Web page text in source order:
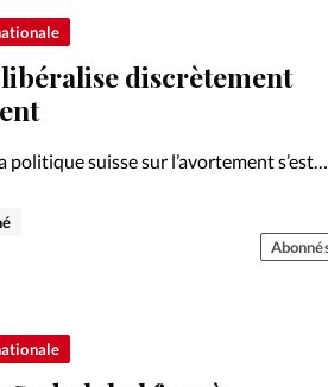
libéralise discrètement
politique suisse sur l’avortement s’est
de frais liés à une interruption de